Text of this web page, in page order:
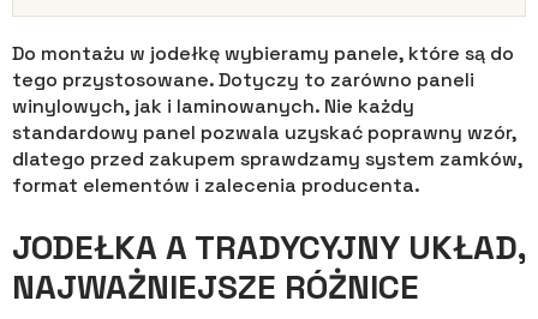
Do montażu w jodełkę wybieramy panele, które są do
tego przystosowane. Dotyczy to zarówno paneli
winylowych, jak i laminowanych. Nie każdy
standardowy panel pozwala uzyskać poprawny wzór,
dlatego przed zakupem sprawdzamy system zamków,
format elementów i zalecenia producenta.
JODEŁKA A TRADYCYJNY UKŁAD,
NAJWAŻNIEJSZE RÓŻNICE